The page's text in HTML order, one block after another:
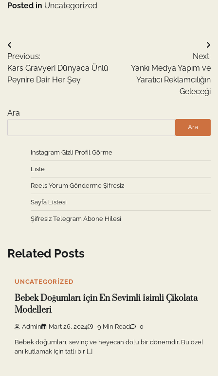
Posted in Uncategorized
Yazı
gezinmesi
Previous:
Kars Gravyeri Dünyaca Ünlü
Peynire Dair Her Şey
Next:
Yankı Medya Yapım ve
Yaratıcı Reklamcılığın
Geleceği
Ara
Ara
Instagram Gizli Profil Görme
Liste
Reels Yorum Gönderme Şifresiz
Sayfa Listesi
Şifresiz Telegram Abone Hilesi
Related Posts
UNCATEGORIZED
Bebek Doğumları İçin En Sevimli İsimli Çikolata
Modelleri
Admin Mart 26, 2024 9 Min Read 0
Bebek doğumları, sevinç ve heyecan dolu bir dönemdir. Bu özel
anı kutlamak için tatlı bir […]